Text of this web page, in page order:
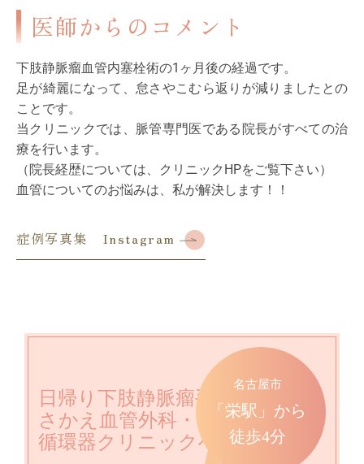
医師からのコメント
下肢静脈瘤血管内塞栓術の1ヶ月後の経過です。
足が綺麗になって、怠さやこむら返りが減りましたとの
ことです。
当クリニックでは、脈管専門医である院長がすべての治
療を行います。
（院長経歴については、クリニックHPをご覧下さい）
血管についてのお悩みは、私が解決します！！
症例写真集 Instagram
日帰り下肢静脈瘤手術なら
さかえ血管外科・
循環器クリニックへ
名古屋市
「栄駅」から
徒歩4分